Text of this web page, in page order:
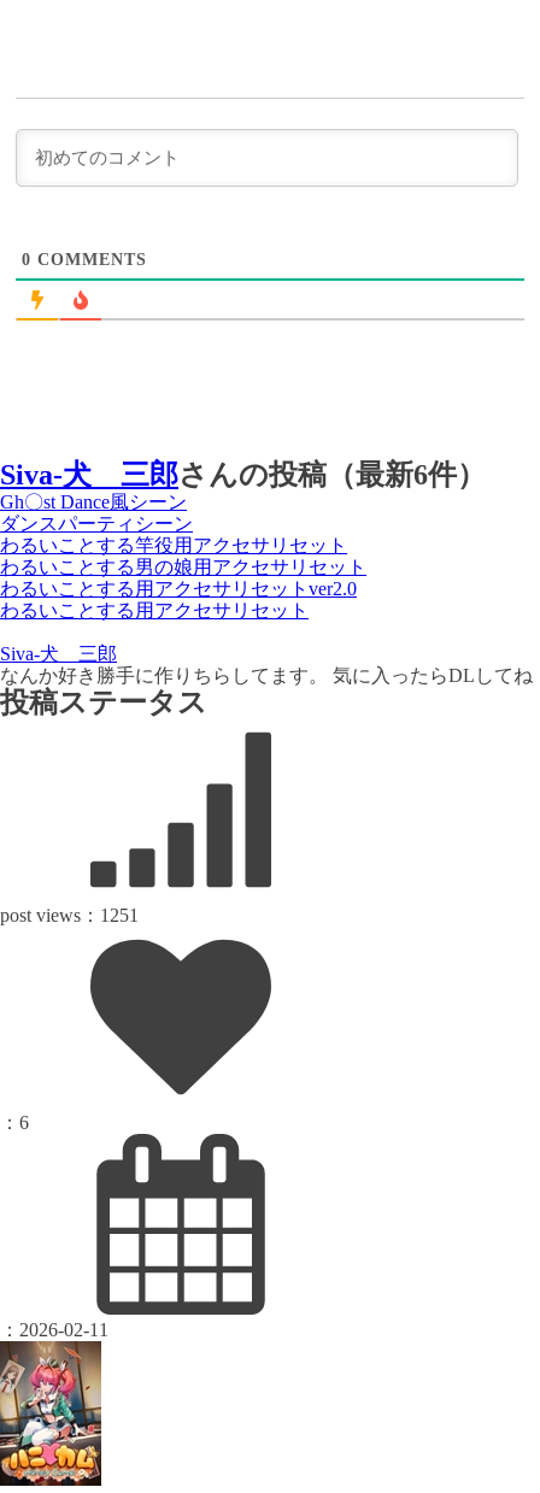
0 COMMENTS
Siva-犬 三郎さんの投稿（最新6件）
Gh〇st Dance風シーン
ダンスパーティシーン
わるいことする竿役用アクセサリセット
わるいことする男の娘用アクセサリセット
わるいことする用アクセサリセットver2.0
わるいことする用アクセサリセット
Siva-犬 三郎
なんか好き勝手に作りちらしてます。 気に入ったらDLしてね
投稿ステータス
post views： 1251
： 6
： 2026-02-11